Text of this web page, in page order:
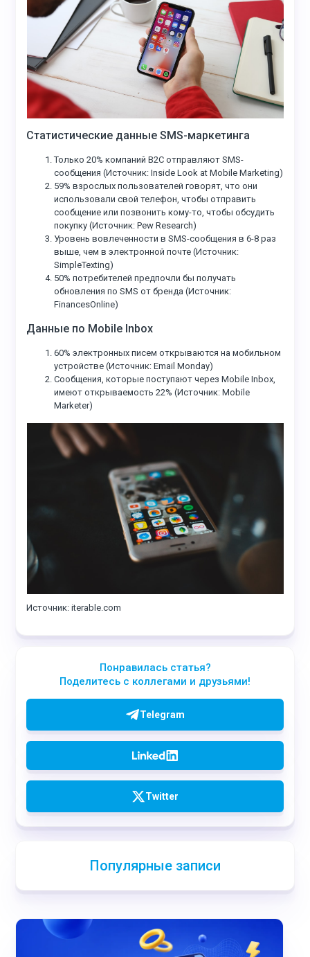
Статистические данные SMS-маркетинга
Только 20% компаний B2C отправляют SMS-
сообщения (Источник: Inside Look at Mobile Marketing)
59% взрослых пользователей говорят, что они
использовали свой телефон, чтобы отправить
сообщение или позвонить кому-то, чтобы обсудить
покупку (Источник: Pew Research)
Уровень вовлеченности в SMS-сообщения в 6-8 раз
выше, чем в электронной почте (Источник:
SimpleTexting)
50% потребителей предпочли бы получать
обновления по SMS от бренда (Источник:
FinancesOnline)
Данные по Mobile Inbox
60% электронных писем открываются на мобильном
устройстве (Источник: Email Monday)
Сообщения, которые поступают через Mobile Inbox,
имеют открываемость 22% (Источник: Mobile
Marketer)
Источник: iterable.com
Понравилась статья?
Поделитесь с коллегами и друзьями!
Telegram
Twitter
Популярные записи